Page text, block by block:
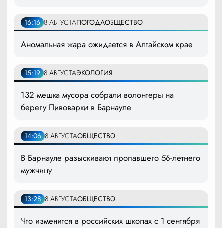
16:16 8 АВГУСТАПОГОДАОБЩЕСТВО
Аномальная жара ожидается в Алтайском крае
15:19 8 АВГУСТАЭКОЛОГИЯ
132 мешка мусора собрали волонтеры на
берегу Пивоварки в Барнауле
14:06 8 АВГУСТАОБЩЕСТВО
В Барнауле разыскивают пропавшего 56-летнего
мужчину
13:28 8 АВГУСТАОБЩЕСТВО
Что изменится в российских школах с 1 сентября